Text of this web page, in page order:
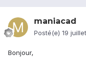
maniacad
Posté(e) 19
Bonjour,